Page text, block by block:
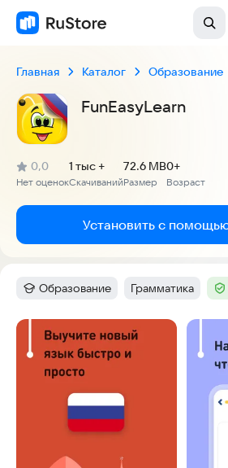
Главная Каталог Образование
FunEasyLearn
Рейтинг:
0,0
(
Нет оценок
)
Скачиваний
1 тыс +
Размер
72.6 MB
Возраст
0+
Установить с
Категория:
Образование Тег:
Грамматика Тег
Скриншоты